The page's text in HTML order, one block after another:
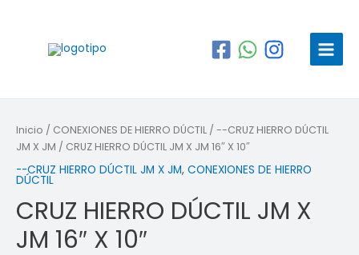
contenido
Main
Inicio / CONEXIONES DE HIERRO DÚCTIL / --CRUZ HIERRO DÚCTIL
JM X JM / CRUZ HIERRO DÚCTIL JM X JM 16″ X 10″
--CRUZ HIERRO DÚCTIL JM X JM, CONEXIONES DE HIERRO
DÚCTIL
CRUZ HIERRO DÚCTIL JM X
JM 16″ X 10″